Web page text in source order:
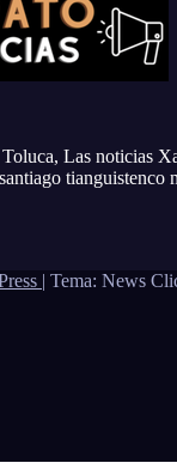
Las noticias
tianguistenco
| Tema: News